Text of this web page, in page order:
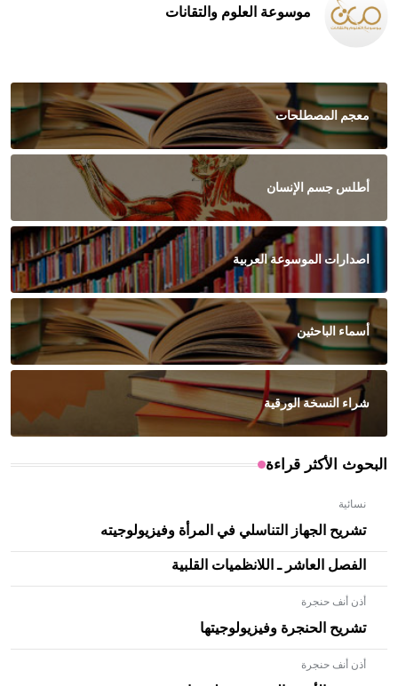
موسوعة العلوم والتقانات
معجم المصطلحات
أطلس جسم الإنسان
اصدارات الموسوعة العربية
أسماء الباحثين
شراء النسخة الورقية
البحوث الأكثر قراءة
نسائية
تشريح الجهاز التناسلي في المرأة وفيزيولوجيته
الفصل العاشر ـ اللانظميات القلبية
أذن أنف حنجرة
تشريح الحنجرة وفيزيولوجيتها
أذن أنف حنجرة
- هل تعلم أن الأبلق نوع من الفنون الهندسية التي ارتبطت